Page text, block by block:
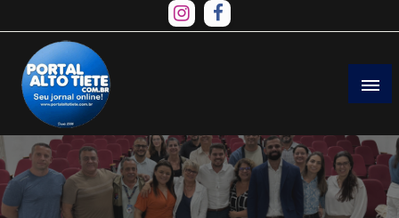
to
content